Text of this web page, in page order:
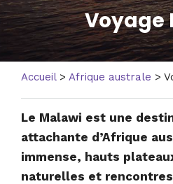
Voyage
Accueil> Afrique australe >
Le Malawi est une
attachante d’Afrique
immense, hauts
naturelles et